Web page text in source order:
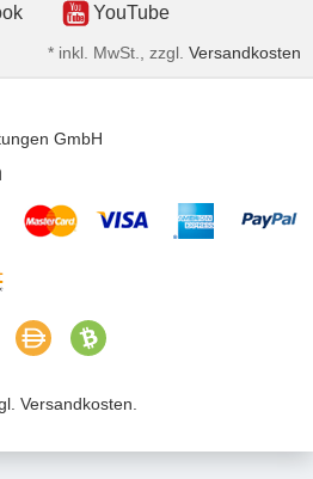
YouTube
* inkl. MwSt., zzgl. Versandkosten
Versandkosten.